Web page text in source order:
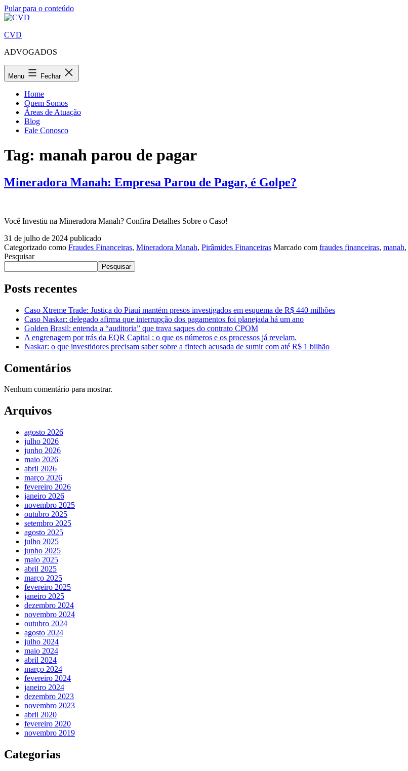
Pular para o conteúdo
CVD
ADVOGADOS
Menu Fechar
Home
Quem Somos
Áreas de Atuação
Blog
Fale Conosco
Tag: manah parou de pagar
Mineradora Manah: Empresa Parou de Pagar, é Golpe?
Você Investiu na Mineradora Manah? Confira Detalhes Sobre o Caso!
31 de julho de 2024 publicado
Categorizado como Fraudes Financeiras, Mineradora Manah, Pirâmides Financeiras Marcado com fraudes financeiras, manah,
Pesquisar
Pesquisar
Posts recentes
Caso Xtreme Trade: Justiça do Piauí mantém presos investigados em esquema de R$ 440 milhões
Caso Naskar: delegado afirma que interrupção dos pagamentos foi planejada há um ano
Golden Brasil: entenda a “auditoria” que trava saques do contrato CPOM
A engrenagem por trás da EQR Capital : o que os números e os processos já revelam.
Naskar: o que investidores precisam saber sobre a fintech acusada de sumir com até R$ 1 bilhão
Comentários
Nenhum comentário para mostrar.
Arquivos
agosto 2026
julho 2026
junho 2026
maio 2026
abril 2026
março 2026
fevereiro 2026
janeiro 2026
novembro 2025
outubro 2025
setembro 2025
agosto 2025
julho 2025
junho 2025
maio 2025
abril 2025
março 2025
fevereiro 2025
janeiro 2025
dezembro 2024
novembro 2024
outubro 2024
agosto 2024
julho 2024
maio 2024
abril 2024
março 2024
fevereiro 2024
janeiro 2024
dezembro 2023
novembro 2023
abril 2020
fevereiro 2020
novembro 2019
Categorias